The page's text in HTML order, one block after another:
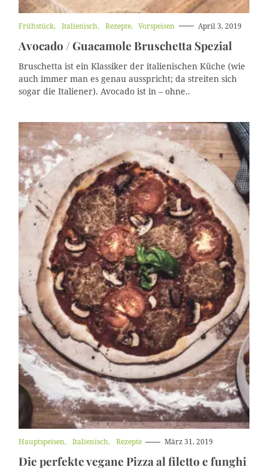
K
t
g
r
i
Frühstück Italienisch Rezepte Vorspeisen April 3, 2019
Avocado / Guacamole Bruschetta Spezial
Bruschetta ist ein Klassiker der italienischen Küche (wie
auch immer man es genau ausspricht; da streiten sich
sogar die Italiener). Avocado ist in – ohne..
K
t
Hauptspeisen Italienisch Rezepte März 31, 2019
Die perfekte vegane Pizza al filetto e funghi